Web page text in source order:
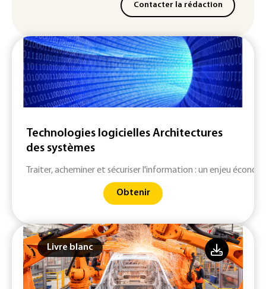
Contacter la rédaction
Technologies logicielles Architectures
des systèmes
Traiter, acheminer et sécuriser l'information : un enjeu
Obtenir
Livre blanc